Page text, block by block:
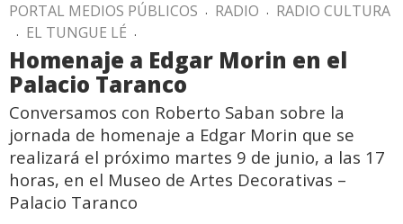
PORTAL MEDIOS PÚBLICOS . RADIO . RADIO CULTURA
. EL TUNGUE LÉ .
Homenaje a Edgar Morin en el
Palacio Taranco
Conversamos con Roberto Saban sobre la
jornada de homenaje a Edgar Morin que se
realizará el próximo martes 9 de junio, a las 17
horas, en el Museo de Artes Decorativas –
Palacio Taranco